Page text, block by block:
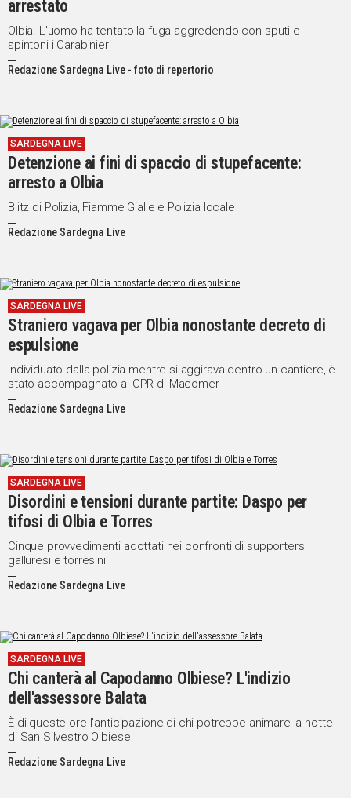
arrestato
Olbia. L'uomo ha tentato la fuga aggredendo con sputi e
spintoni i Carabinieri
Redazione Sardegna Live - foto di repertorio
SARDEGNA LIVE
Detenzione ai fini di spaccio di stupefacente:
arresto a Olbia
Blitz di Polizia, Fiamme Gialle e Polizia locale
Redazione Sardegna Live
SARDEGNA LIVE
Straniero vagava per Olbia nonostante decreto di
espulsione
Individuato dalla polizia mentre si aggirava dentro un cantiere, è
stato accompagnato al CPR di Macomer
Redazione Sardegna Live
SARDEGNA LIVE
Disordini e tensioni durante partite: Daspo per
tifosi di Olbia e Torres
Cinque provvedimenti adottati nei confronti di supporters
galluresi e torresini
Redazione Sardegna Live
SARDEGNA LIVE
Chi canterà al Capodanno Olbiese? L'indizio
dell'assessore Balata
È di queste ore l'anticipazione di chi potrebbe animare la notte
di San Silvestro Olbiese
Redazione Sardegna Live